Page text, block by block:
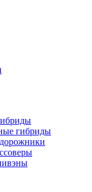
гибриды